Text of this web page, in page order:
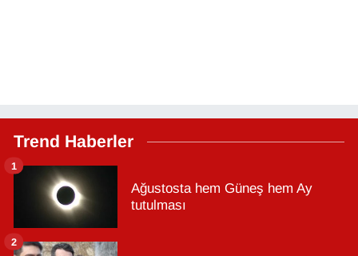
Trend Haberler
Ağustosta hem Güneş hem Ay
tutulması
1
2